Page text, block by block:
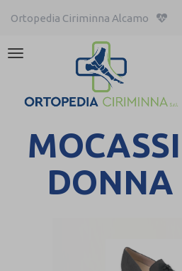
Ortopedia Ciriminna Alcamo
Attiva/disattiva
DONNA